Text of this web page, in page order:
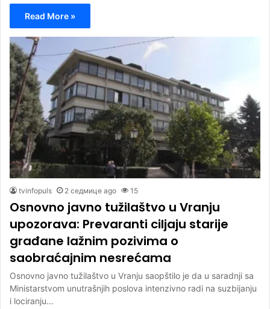
Read More »
tvinfopuls 2 седмице ago 15
Osnovno javno tužilaštvo u Vranju
upozorava: Prevaranti ciljaju starije
građane lažnim pozivima o
saobraćajnim nesrećama
Osnovno javno tužilaštvo u Vranju saopštilo je da u saradnji sa
Ministarstvom unutrašnjih poslova intenzivno radi na suzbijanju
i lociranju…